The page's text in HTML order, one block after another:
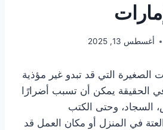
أغسطس 13, 2025
الصغيرة التي قد تبدو غير مؤذية
في الحقيقة يمكن أن تسبب أضرارًا
السجاد، وحتى الكتب
في المنزل أو مكان العمل قد